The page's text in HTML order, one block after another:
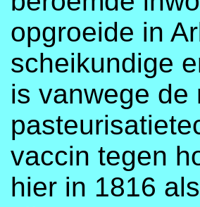
opgroeide in
scheikundige
is vanwege de
vaccin tegen
hier in 1816